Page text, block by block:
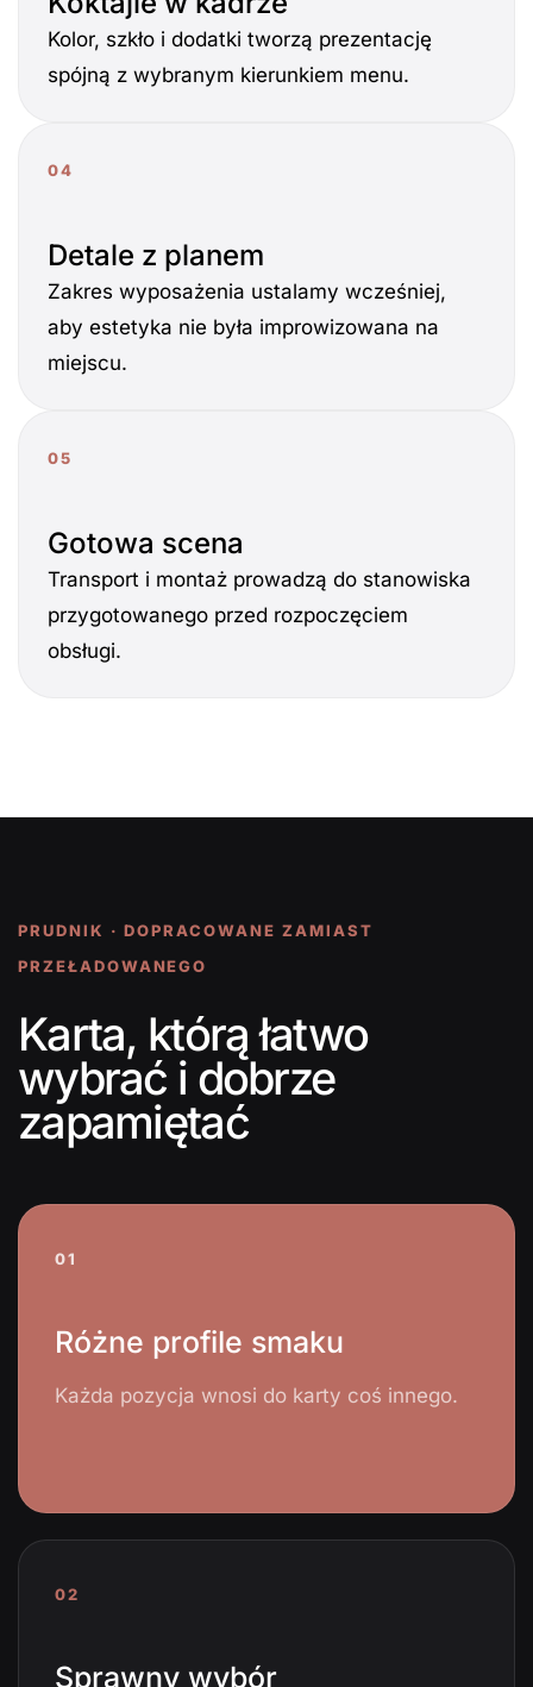
Kolor, szkło i dodatki tworzą prezentację
spójną z wybranym kierunkiem menu.
04
Detale z planem
Zakres wyposażenia ustalamy wcześniej,
aby estetyka nie była improwizowana na
miejscu.
05
Gotowa scena
Transport i montaż prowadzą do stanowiska
przygotowanego przed rozpoczęciem
obsługi.
PRUDNIK · DOPRACOWANE ZAMIAST
PRZEŁADOWANEGO
Karta, którą łatwo
wybrać i dobrze
zapamiętać
01
Różne profile smaku
Każda pozycja wnosi do karty coś innego.
02
Sprawny wybór